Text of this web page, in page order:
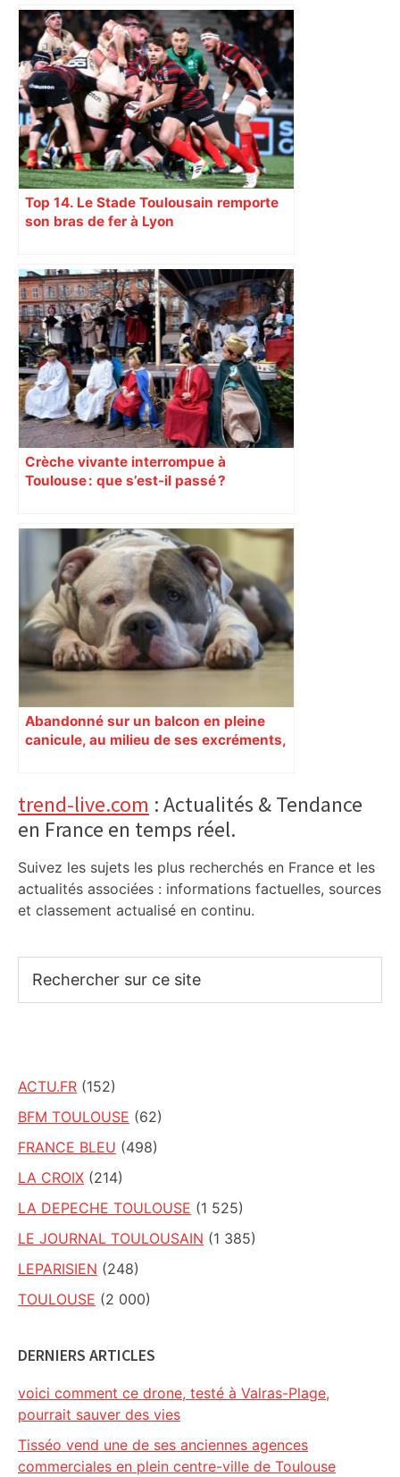
Direct. Top 14 – Perpignan – Toulouse :
l’Usap peut-elle faire chuter le
champion toulousain ? – Rugbyrama
Top 14. Le Stade Toulousain remporte
son bras de fer à Lyon
Crèche vivante interrompue à
Toulouse : que s’est-il passé ?
Abandonné sur un balcon en pleine
canicule, au milieu de ses excréments,
Primary
Sidebar
trend-live.com : Actualités & Tendance
en France en temps réel.
Suivez les sujets les plus recherchés en France et les
actualités associées : informations factuelles, sources
et classement actualisé en continu.
sur
ACTU.FR (152)
BFM TOULOUSE (62)
FRANCE BLEU (498)
LA CROIX (214)
LA DEPECHE TOULOUSE (1 525)
LE JOURNAL TOULOUSAIN (1 385)
LEPARISIEN (248)
TOULOUSE (2 000)
DERNIERS ARTICLES
voici comment ce drone, testé à Valras-Plage,
pourrait sauver des vies
Tisséo vend une de ses anciennes agences
commerciales en plein centre-ville de Toulouse